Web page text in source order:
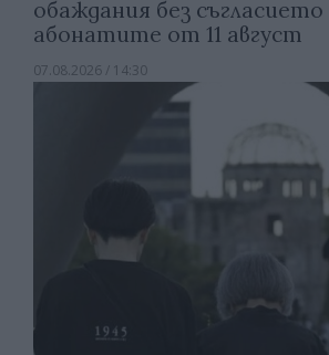
обаждания без съгласието
абонатите от 11 август
07.08.2026 / 14:30